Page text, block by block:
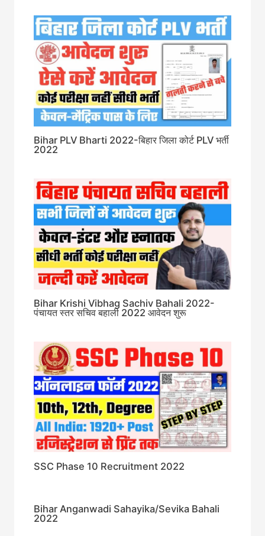
Bihar PLV Bharti 2022-बिहार जिला कोर्ट PLV भर्ती
2022
Bihar Krishi Vibhag Sachiv Bahali 2022-
पंचायत स्तर सचिव बहाली 2022 आवेदन शुरू
SSC Phase 10 Recruitment 2022
Bihar Anganwadi Sahayika/Sevika Bahali
2022